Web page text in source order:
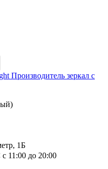
Производитель зеркал с
1Б
11:00 до 20:00